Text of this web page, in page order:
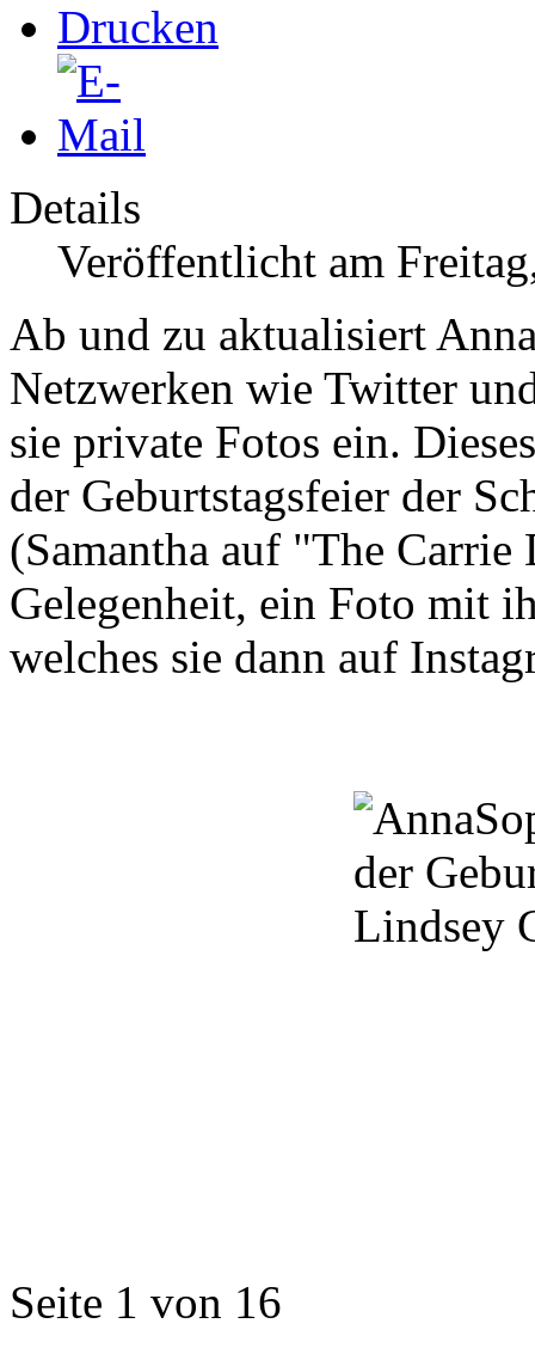
Details
Veröffentlicht am
Ab und zu aktualisiert
Netzwerken wie Twitter
sie private Fotos ein.
der Geburtstagsfeier der
(Samantha auf "The Carrie
Gelegenheit, ein Foto mit
welches sie dann auf
Seite 1 von 16